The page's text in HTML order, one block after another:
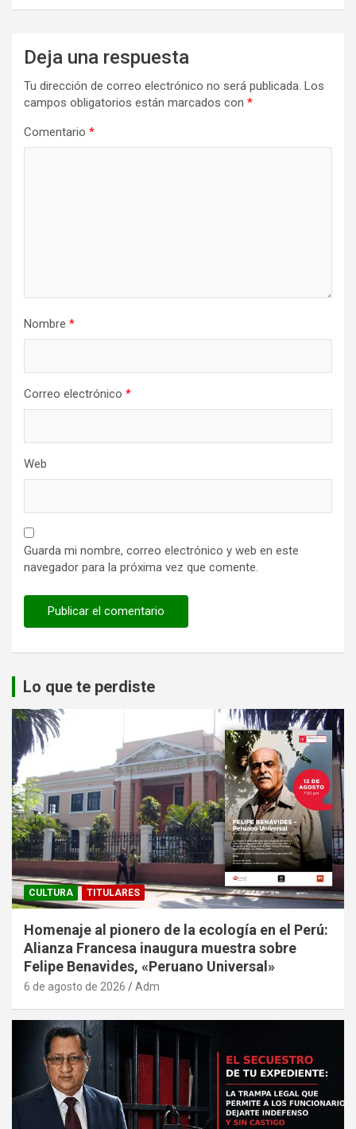
Deja una respuesta
Tu dirección de correo electrónico no será publicada. Los
campos obligatorios están marcados con *
Comentario *
Nombre *
Correo electrónico *
Web
Guarda mi nombre, correo electrónico y web en este
navegador para la próxima vez que comente.
Lo que te perdiste
CULTURA TITULARES
Homenaje al pionero de la ecología en el Perú:
Alianza Francesa inaugura muestra sobre
Felipe Benavides, «Peruano Universal»
6 de agosto de 2026 Adm